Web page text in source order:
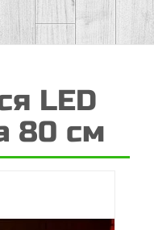
LED
80 см